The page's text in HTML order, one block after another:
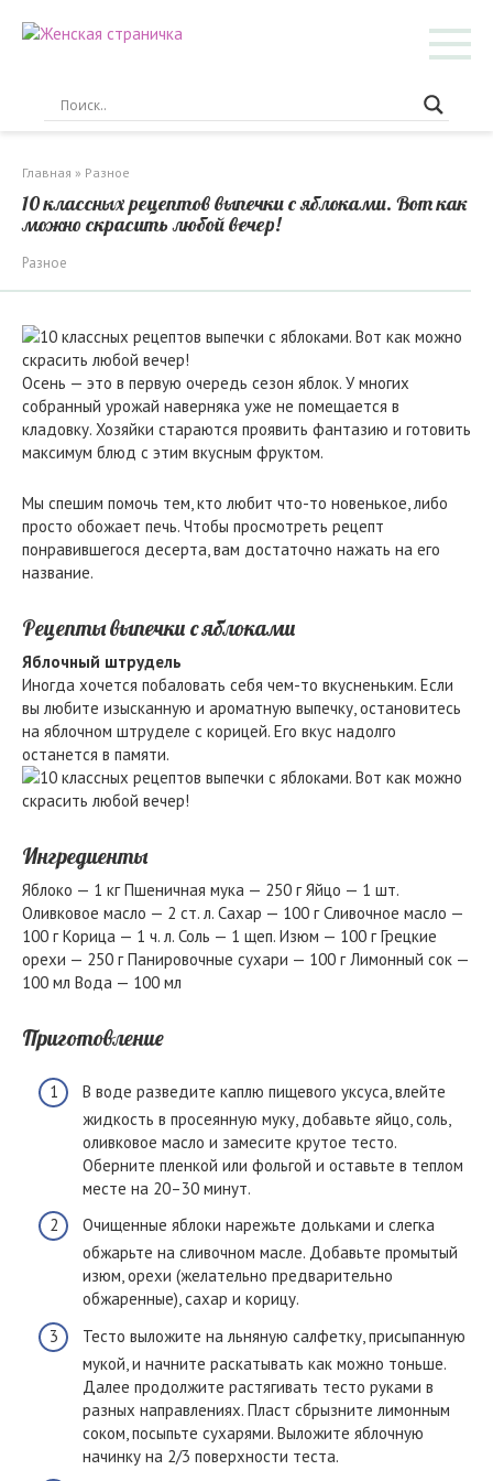
Главная » Разное
10 классных рецептов выпечки с яблоками. Вот как
можно скрасить любой вечер!
Разное
Осень — это в первую очередь сезон яблок. У многих
собранный урожай наверняка уже не помещается в
кладовку. Хозяйки стараются проявить фантазию и готовить
максимум блюд с этим вкусным фруктом.
Мы спешим помочь тем, кто любит что-то новенькое, либо
просто обожает печь. Чтобы просмотреть рецепт
понравившегося десерта, вам достаточно нажать на его
название.
Рецепты выпечки с яблоками
Яблочный штрудель
Иногда хочется побаловать себя чем-то вкусненьким. Если
вы любите изысканную и ароматную выпечку, остановитесь
на яблочном штруделе с корицей. Его вкус надолго
останется в памяти.
Ингредиенты
Яблоко — 1 кг Пшеничная мука — 250 г Яйцо — 1 шт.
Оливковое масло — 2 ст. л. Сахар — 100 г Сливочное масло —
100 г Корица — 1 ч. л. Соль — 1 щеп. Изюм — 100 г Грецкие
орехи — 250 г Панировочные сухари — 100 г Лимонный сок —
100 мл Вода — 100 мл
Приготовление
В воде разведите каплю пищевого уксуса, влейте
жидкость в просеянную муку, добавьте яйцо, соль,
оливковое масло и замесите крутое тесто.
Оберните пленкой или фольгой и оставьте в теплом
месте на 20–30 минут.
Очищенные яблоки нарежьте дольками и слегка
обжарьте на сливочном масле. Добавьте промытый
изюм, орехи (желательно предварительно
обжаренные), сахар и корицу.
Тесто выложите на льняную салфетку, присыпанную
мукой, и начните раскатывать как можно тоньше.
Далее продолжите растягивать тесто руками в
разных направлениях. Пласт сбрызните лимонным
соком, посыпьте сухарями. Выложите яблочную
начинку на 2/3 поверхности теста.